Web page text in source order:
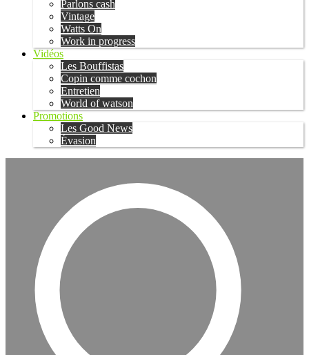
Parlons cash
Vintage
Watts On
Work in progress
Vidéos
Les Bouffistas
Copin comme cochon
Entretien
World of watson
Promotions
Les Good News
Évasion